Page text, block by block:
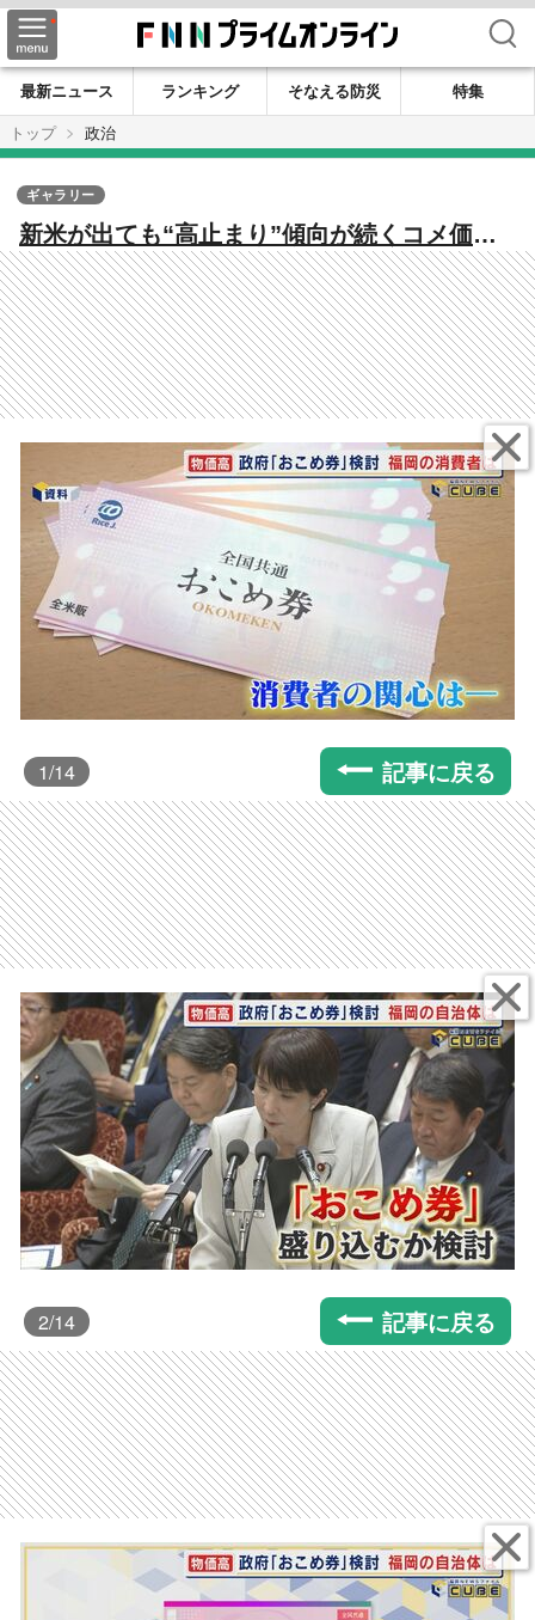
検索
最新ニュース ランキング そなえる防災
特集
トップ
政治
新米が出ても“高止まり”傾向が続くコメ価格
政府の『おこめ券』検討に賛否 迫られる農政
の抜本的な見直し 【福岡発】
ギャラリー
1/14 記事に戻る
2/14 記事に戻る